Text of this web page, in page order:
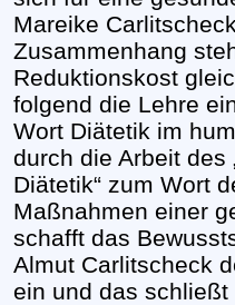
Mareike
Zusammenhang
Reduktionskost
folgend die Lehre
Wort Diätetik im
durch die Arbeit des
Diätetik“ zum Wort
Maßnahmen einer
schafft das
Almut Carlitscheck
ein und das